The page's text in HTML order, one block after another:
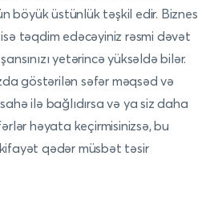
böyük üstünlük təşkil edir. Biznes
təqdim edəcəyiniz rəsmi dəvət
yetərincə yüksəldə bilər.
göstərilən səfər məqsəd və
ilə bağlıdırsa və ya siz daha
həyata keçirmisinizsə, bu
qədər müsbət təsir